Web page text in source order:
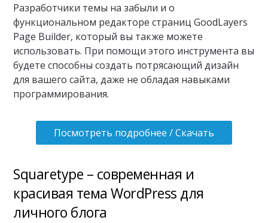
Разработчики темы на забыли и о
функциональном редакторе страниц GoodLayers
Page Builder, который вы также можете
использовать. При помощи этого инструмента вы
будете способны создать потрясающий дизайн
для вашего сайта, даже не обладая навыками
программирования.
Посмотреть подробнее / Скачать
Squaretype – современная и
красивая тема WordPress для
личного блога